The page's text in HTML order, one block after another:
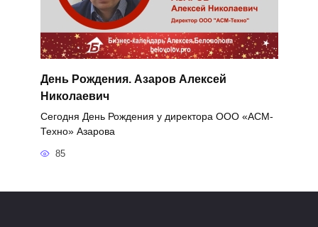
День Рождения. Азаров Алексей
Николаевич
Сегодня День Рождения у директора ООО «АСМ-
Техно» Азарова
85